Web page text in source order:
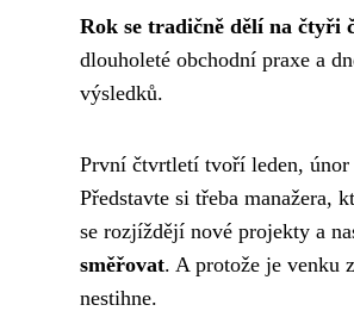
Rok se tradičně dělí na čtyři
dlouholeté obchodní praxe a
výsledků.
První čtvrtletí tvoří leden, únor
Představte si třeba manažera,
se rozjíždějí nové projekty a
směřovat. A protože je venku
nestihne.